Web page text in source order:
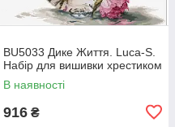
BU5033 Дике Життя. Luca-S.
Набір для вишивки хрестиком
В наявності
916 ₴